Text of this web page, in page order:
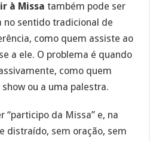
à Missa também pode ser
sentido tradicional de
como quem assiste ao
a ele. O problema é quando
como quem
ou a uma palestra.
“participo da Missa” e, na
distraído, sem oração, sem